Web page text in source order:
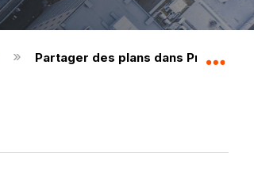
Partager des plans dans Procore